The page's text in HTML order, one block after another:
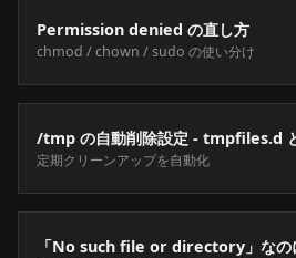
Permission denied の直し方
chmod / chown / sudo の使い分け
/tmp の自動削除設定 - tmpfiles.d
定期クリーンアップを自動化
「No such file or directory」なの